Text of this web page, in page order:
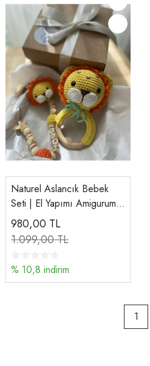
Naturel Aslancık Bebek
Seti | El Yapımı Amigurumi
Çıngırak & İsimli Emzik
Zinciri
980,00 TL
1.099,00 TL
% 10,8 indirim
1